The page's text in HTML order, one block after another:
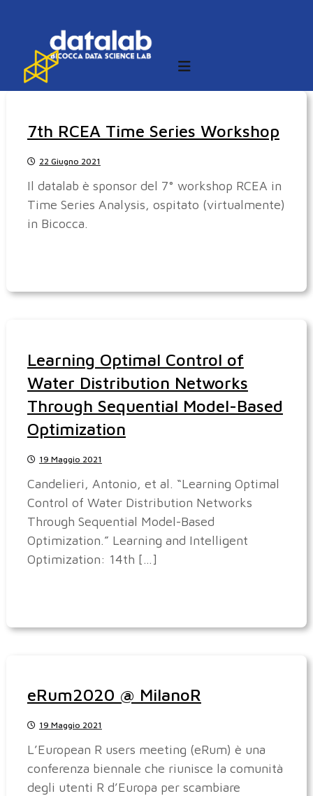
7th RCEA Time Series Workshop
22 Giugno 2021
Il datalab è sponsor del 7° workshop RCEA in
Time Series Analysis, ospitato (virtualmente)
in Bicocca.
Learning Optimal Control of
Water Distribution Networks
Through Sequential Model-Based
Optimization
19 Maggio 2021
Candelieri, Antonio, et al. “Learning Optimal
Control of Water Distribution Networks
Through Sequential Model-Based
Optimization.” Learning and Intelligent
Optimization: 14th […]
eRum2020 @ MilanoR
19 Maggio 2021
L’European R users meeting (eRum) è una
conferenza biennale che riunisce la comunità
degli utenti R d’Europa per scambiare